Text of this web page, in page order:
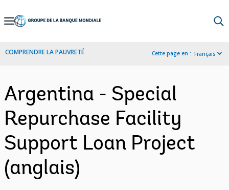
Skip
Navigation
COMPRENDRE LA PAUVRETÉ Cette page en : Français
Argentina - Special
Repurchase Facility
Support Loan Project
(anglais)